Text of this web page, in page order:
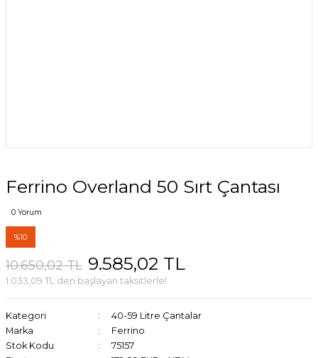
Ferrino Overland 50 Sırt Çantası
0 Yorum
%10
10.650,02 TL 9.585,02 TL
1.033,09 TL den başlayan taksitlerle!
Kategori
40-59 Litre Çantalar
Marka
Ferrino
Stok Kodu
75157